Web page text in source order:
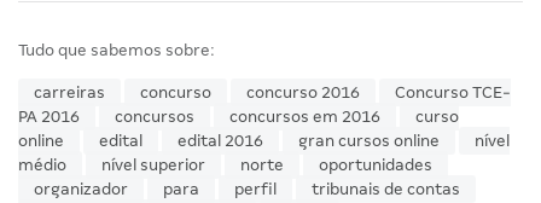
Tudo que sabemos sobre:
carreiras concurso concurso 2016
Concurso TCE-
PA 2016
concursos concursos em 2016
curso
online
edital edital 2016 gran cursos online
nível
médio
nível superior norte
oportunidades
organizador
para perfil
tribunais de contas